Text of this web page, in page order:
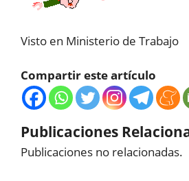
Visto en Ministerio de Trabajo
Compartir este artículo
Publicaciones
Publicaciones no relacionadas.